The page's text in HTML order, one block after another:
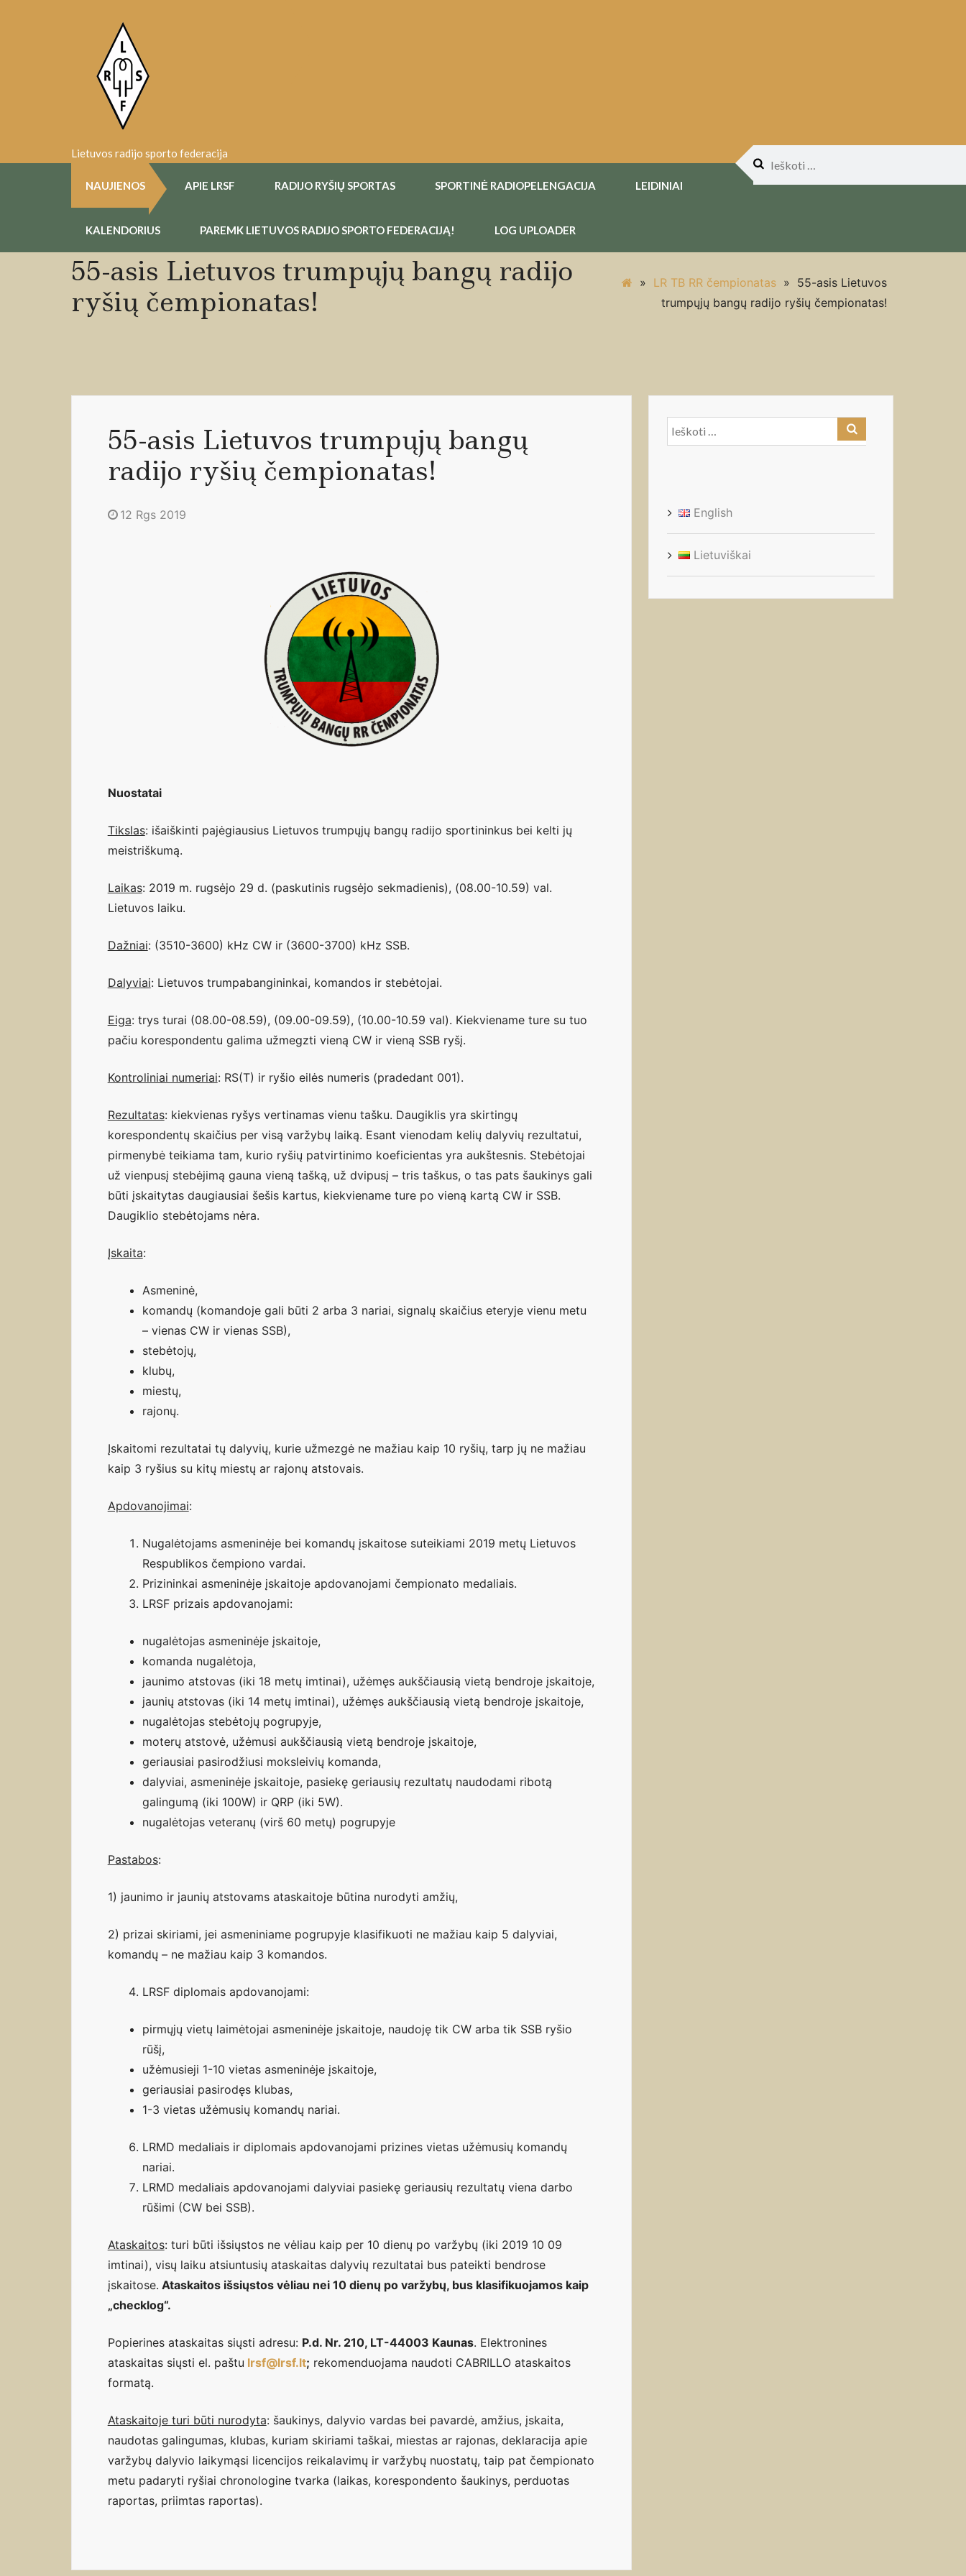
Lietuvos radijo sporto federacija
NAUJIENOS APIE LRSF RADIJO RYŠIŲ SPORTAS SPORTINĖ RADIOPELENGACIJA LEIDINIAI
KALENDORIUS PAREMK LIETUVOS RADIJO SPORTO FEDERACIJĄ! LOG UPLOADER
Ieškoti:
55-asis Lietuvos trumpųjų bangų radijo
ryšių čempionatas!
» LR TB RR čempionatas » 55-asis Lietuvos
trumpųjų bangų radijo ryšių čempionatas!
55-asis Lietuvos trumpųjų bangų
radijo ryšių čempionatas!
12 Rgs 2019
Nuostatai
Tikslas: išaiškinti pajėgiausius Lietuvos trumpųjų bangų radijo sportininkus bei kelti jų
meistriškumą.
Laikas: 2019 m. rugsėjo 29 d. (paskutinis rugsėjo sekmadienis), (08.00-10.59) val.
Lietuvos laiku.
Dažniai: (3510-3600) kHz CW ir (3600-3700) kHz SSB.
Dalyviai: Lietuvos trumpabangininkai, komandos ir stebėtojai.
Eiga: trys turai (08.00-08.59), (09.00-09.59), (10.00-10.59 val). Kiekviename ture su tuo
pačiu korespondentu galima užmegzti vieną CW ir vieną SSB ryšį.
Kontroliniai numeriai: RS(T) ir ryšio eilės numeris (pradedant 001).
Rezultatas: kiekvienas ryšys vertinamas vienu tašku. Daugiklis yra skirtingų
korespondentų skaičius per visą varžybų laiką. Esant vienodam kelių dalyvių rezultatui,
pirmenybė teikiama tam, kurio ryšių patvirtinimo koeficientas yra aukštesnis. Stebėtojai
už vienpusį stebėjimą gauna vieną tašką, už dvipusį – tris taškus, o tas pats šaukinys gali
būti įskaitytas daugiausiai šešis kartus, kiekviename ture po vieną kartą CW ir SSB.
Daugiklio stebėtojams nėra.
Įskaita:
Asmeninė,
komandų (komandoje gali būti 2 arba 3 nariai, signalų skaičius eteryje vienu metu
– vienas CW ir vienas SSB),
stebėtojų,
klubų,
miestų,
rajonų.
Įskaitomi rezultatai tų dalyvių, kurie užmezgė ne mažiau kaip 10 ryšių, tarp jų ne mažiau
kaip 3 ryšius su kitų miestų ar rajonų atstovais.
Apdovanojimai:
Nugalėtojams asmeninėje bei komandų įskaitose suteikiami 2019 metų Lietuvos
Respublikos čempiono vardai.
Prizininkai asmeninėje įskaitoje apdovanojami čempionato medaliais.
LRSF prizais apdovanojami:
nugalėtojas asmeninėje įskaitoje,
komanda nugalėtoja,
jaunimo atstovas (iki 18 metų imtinai), užėmęs aukščiausią vietą bendroje įskaitoje,
jaunių atstovas (iki 14 metų imtinai), užėmęs aukščiausią vietą bendroje įskaitoje,
nugalėtojas stebėtojų pogrupyje,
moterų atstovė, užėmusi aukščiausią vietą bendroje įskaitoje,
geriausiai pasirodžiusi moksleivių komanda,
dalyviai, asmeninėje įskaitoje, pasiekę geriausių rezultatų naudodami ribotą
galingumą (iki 100W) ir QRP (iki 5W).
nugalėtojas veteranų (virš 60 metų) pogrupyje
Pastabos:
1) jaunimo ir jaunių atstovams ataskaitoje būtina nurodyti amžių,
2) prizai skiriami, jei asmeniniame pogrupyje klasifikuoti ne mažiau kaip 5 dalyviai,
komandų – ne mažiau kaip 3 komandos.
LRSF diplomais apdovanojami:
pirmųjų vietų laimėtojai asmeninėje įskaitoje, naudoję tik CW arba tik SSB ryšio
rūšį,
užėmusieji 1-10 vietas asmeninėje įskaitoje,
geriausiai pasirodęs klubas,
1-3 vietas užėmusių komandų nariai.
LRMD medaliais ir diplomais apdovanojami prizines vietas užėmusių komandų
nariai.
LRMD medaliais apdovanojami dalyviai pasiekę geriausių rezultatų viena darbo
rūšimi (CW bei SSB).
Ataskaitos: turi būti išsiųstos ne vėliau kaip per 10 dienų po varžybų (iki 2019 10 09
imtinai), visų laiku atsiuntusių ataskaitas dalyvių rezultatai bus pateikti bendrose
įskaitose. Ataskaitos išsiųstos vėliau nei 10 dienų po varžybų, bus klasifikuojamos kaip
„checklog“.
Popierines ataskaitas siųsti adresu: P.d. Nr. 210, LT-44003 Kaunas. Elektronines
ataskaitas siųsti el. paštu lrsf@lrsf.lt; rekomenduojama naudoti CABRILLO ataskaitos
formatą.
Ataskaitoje turi būti nurodyta: šaukinys, dalyvio vardas bei pavardė, amžius, įskaita,
naudotas galingumas, klubas, kuriam skiriami taškai, miestas ar rajonas, deklaracija apie
varžybų dalyvio laikymąsi licencijos reikalavimų ir varžybų nuostatų, taip pat čempionato
metu padaryti ryšiai chronologine tvarka (laikas, korespondento šaukinys, perduotas
raportas, priimtas raportas).
Ieškoti:
English
Lietuviškai